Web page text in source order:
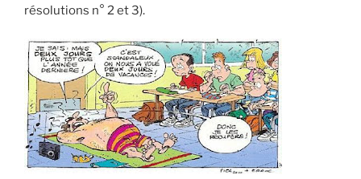
résolutions n° 2 et 3).